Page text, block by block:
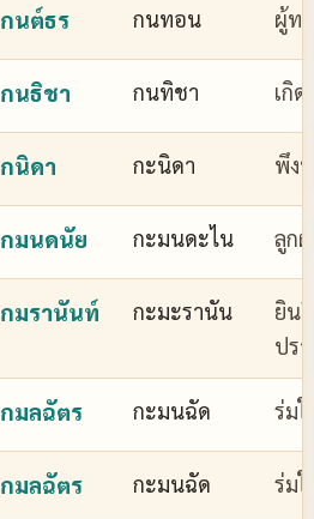
กนต์ธร กนทอน ผู้ท
กนธิชา กนทิชา เกิด
กนิดา กะนิดา พึง
กมนดนัย กะมนดะไน ลูก
กมรานันท์ กะมะรานัน
ยิน
ปร
กมลฉัตร กะมนฉัด ร่มใ
กมลฉัตร กะมนฉัด ร่มใ